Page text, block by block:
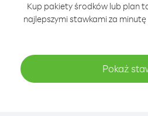
Kup pakiety środków lub plan
najlepszymi stawkami za
Pokaż